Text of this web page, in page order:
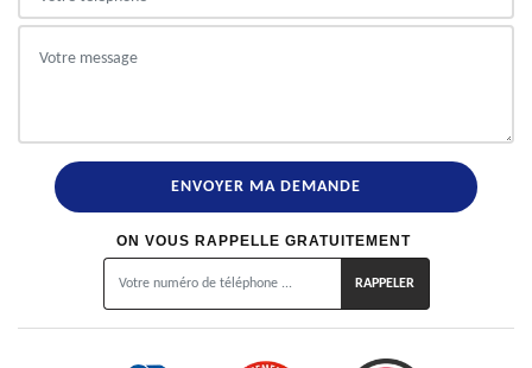
ON VOUS RAPPELLE GRATUITEMENT